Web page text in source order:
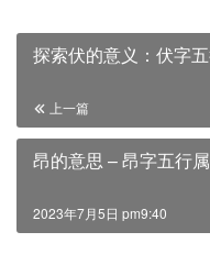
探索伏的意义：伏字
上一篇
昂的意思 – 昂字五行
2023年7月5日 pm9:40